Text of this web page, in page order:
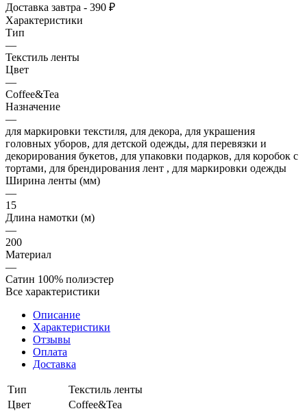
Доставка завтра - 390 ₽
Характеристики
Тип
—
Текстиль ленты
Цвет
—
Coffee&Tea
Назначение
—
для маркировки текстиля, для декора, для украшения
головных уборов, для детской одежды, для перевязки и
декорирования букетов, для упаковки подарков, для коробок с
тортами, для брендирования лент , для маркировки одежды
Ширина ленты (мм)
—
15
Длина намотки (м)
—
200
Материал
—
Сатин 100% полиэстер
Все характеристики
Описание
Характеристики
Отзывы
Оплата
Доставка
Тип
Текстиль ленты
Цвет
Coffee&Tea